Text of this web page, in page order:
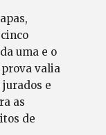
uma e o
valia
jurados e
as
de